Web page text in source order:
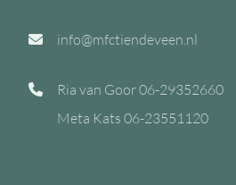
info@mfctiendeveen.nl
Ria van Goor06-29352660
Meta Kats 06-23551120